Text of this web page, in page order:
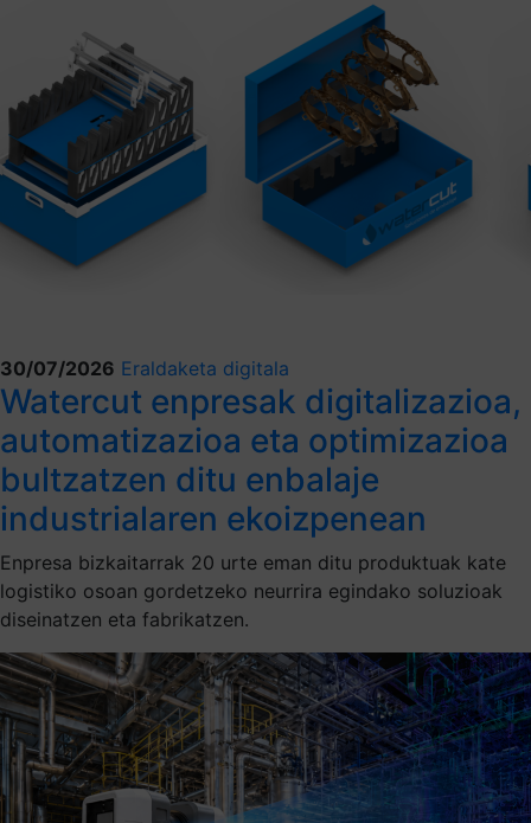
30/07/2026 Eraldaketa digitala
Watercut enpresak digitalizazioa,
automatizazioa eta optimizazioa
bultzatzen ditu enbalaje
industrialaren ekoizpenean
Enpresa bizkaitarrak 20 urte eman ditu produktuak kate
logistiko osoan gordetzeko neurrira egindako soluzioak
diseinatzen eta fabrikatzen.